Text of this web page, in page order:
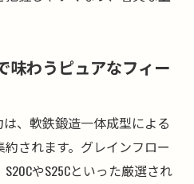
味わうピュアなフィー
、軟鉄鍛造一体成型による
されます。グレインフロー
やS25Cといった厳選され